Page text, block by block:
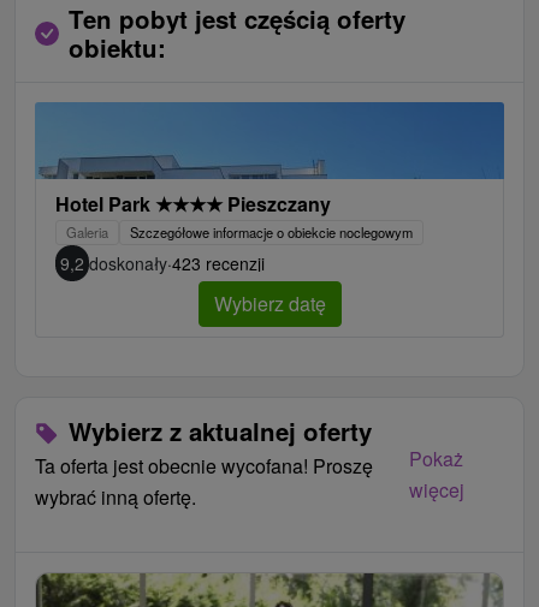
Najviac si ho užijú páry, klienti 50+ alebo starí rodičia s
vnúčatami.
V lete je vhodný aj pre rodiny s deťmi vďaka
V hoteli je pekný veľký detský kútik.
Ten pobyt jest częścią oferty
obiektu:
Hotel Park ★★★★ Pieszczany
Galeria Szczegółowe informacje o obiekcie noclegowym
9,2 doskonały·423 recenzji
Wybierz datę
Wybierz z aktualnej oferty
Ta oferta jest obecnie wycofana! Proszę
wybrać inną ofertę.
Pokaż
więcej